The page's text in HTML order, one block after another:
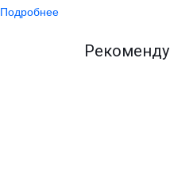
Подробнее